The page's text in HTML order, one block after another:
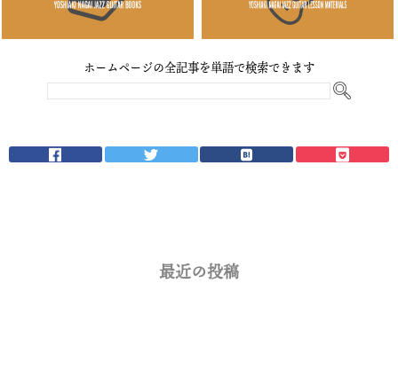
ホームページの全記事を単語で検索できます
最近の投稿